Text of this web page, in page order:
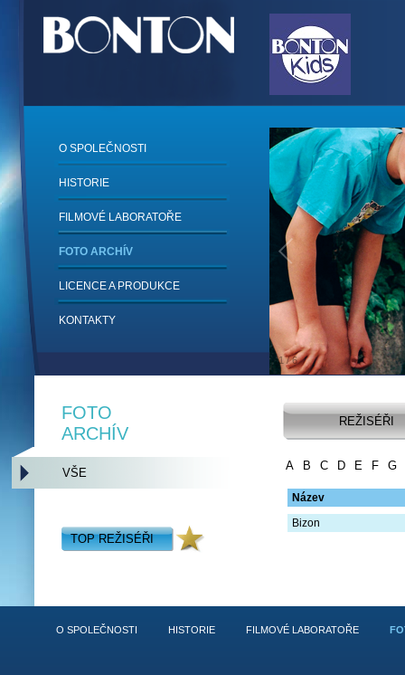
1/6
O SPOLEČNOSTI
HISTORIE
FILMOVÉ LABORATOŘE
FOTO ARCHÍV
LICENCE A PRODUKCE
KONTAKTY
REŽISÉŘI
A B C D E F G
Název
Bizon
FOTO
ARCHÍV
VŠE
TOP REŽISÉŘI
O SPOLEČNOSTI HISTORIE FILMOVÉ LABORATOŘE